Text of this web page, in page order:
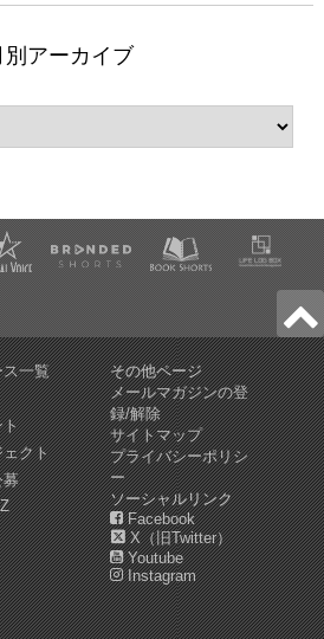
別アーカイブ
一覧
ト
クト
募
その他ページ
メールマガジンの登
録/解除
サイトマップ
プライバシーポリシ
ー
ソーシャルリンク
Facebook
X（旧Twitter）
Youtube
Instagram